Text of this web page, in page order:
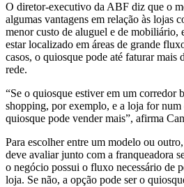
O diretor-executivo da ABF diz que o
algumas vantagens em relação às lojas
menor custo de aluguel e de mobiliário,
estar localizado em áreas de grande
casos, o quiosque pode até faturar mais
rede.
“Se o quiosque estiver em um corredor
shopping, por exemplo, e a loja for
quiosque pode vender mais”, afirma
Para escolher entre um modelo ou
deve avaliar junto com a franqueadora
o negócio possui o fluxo necessário de
loja. Se não, a opção pode ser o